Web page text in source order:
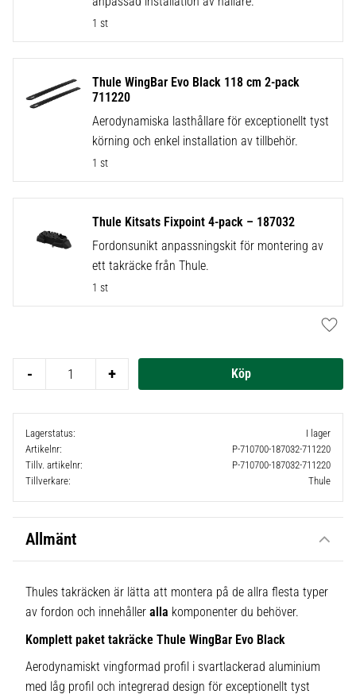
1 st
Thule WingBar Evo Black 118 cm 2-pack
711220
Aerodynamiska lasthållare för exceptionellt tyst
körning och enkel installation av tillbehör.
1 st
Thule Kitsats Fixpoint 4-pack – 187032
Fordonsunikt anpassningskit för montering av
ett takräcke från Thule.
1 st
+
-
Lagerstatus
I lager
Artikelnr
P-710700-187032-711220
Tillv. artikelnr
P-710700-187032-711220
Tillverkare
Thule
Allmänt
Thules takräcken är lätta att montera på de allra flesta typer
av fordon och innehåller alla komponenter du behöver.
Komplett paket takräcke Thule WingBar Evo Black
Aerodynamiskt vingformad profil i svartlackerad aluminium
med låg profil och integrerad design för exceptionellt tyst